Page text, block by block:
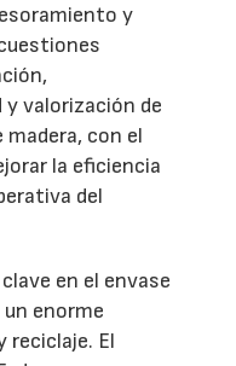
y
valorización de
madera, con el
la eficiencia
del
en el envase
enorme
reciclaje. El